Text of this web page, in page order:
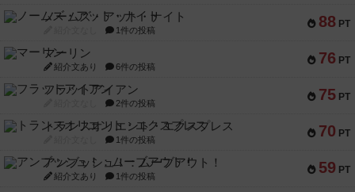
88 PT
ノームズ・アット・ナイト
1件の投稿
76 PT
マーリン
紹介文あり 6件の投稿
75 PT
フラットアイアン
2件の投稿
70 PT
トランスオリエント・エクスプレス
1件の投稿
59 PT
アンブッシュ！：ムーブアウト！
紹介文あり 1件の投稿